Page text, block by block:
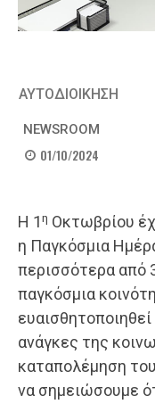
ΑΥΤΟΔΙΟΙΚΗΣΗ
NEWSROOM
01/10/2024
Η 1η Οκτωβρίου
η Παγκόσμια
περισσότερα από
παγκόσμια
ανάγκες της
καταπολέμηση
να σημειώσουμε